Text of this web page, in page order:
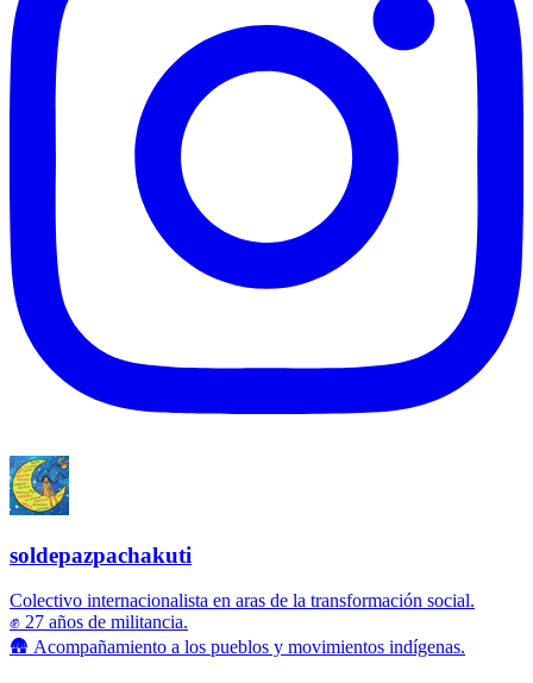
soldepazpachakuti
Colectivo internacionalista en aras de la transformación social.
✊ 27 años de militancia.
🛖 Acompañamiento a los pueblos y movimientos indígenas.